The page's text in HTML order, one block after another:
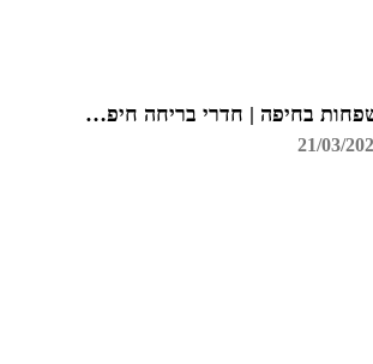
אטרקציות למשפחות בחיפה | חדרי בריחה חיפה | גלדיאטור